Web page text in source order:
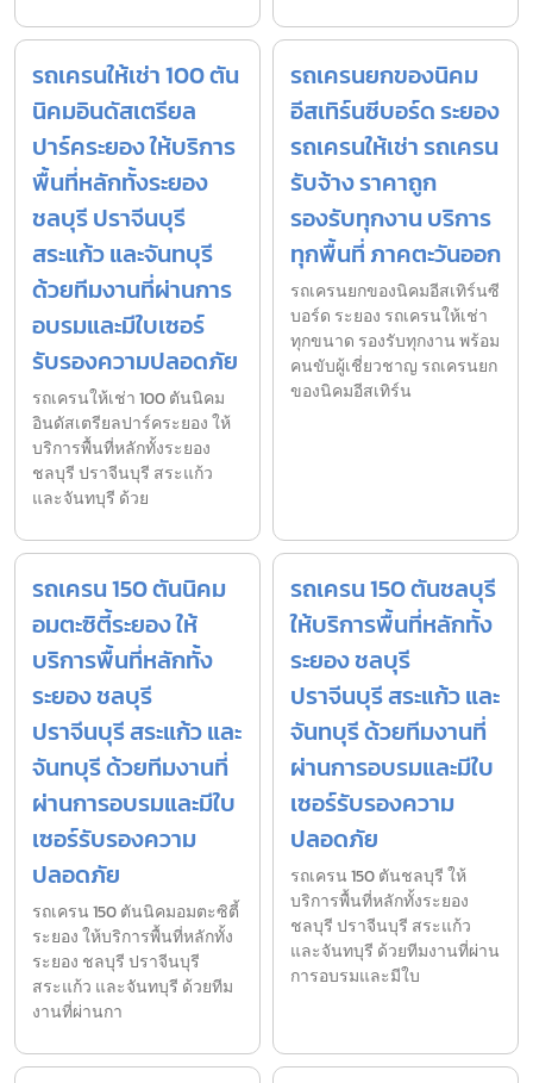
รถเครนให้เช่า 100 ตัน
นิคมอินดัสเตรียล
ปาร์คระยอง ให้บริการ
พื้นที่หลักทั้งระยอง
ชลบุรี ปราจีนบุรี
สระแก้ว และจันทบุรี
ด้วยทีมงานที่ผ่านการ
อบรมและมีใบเซอร์
รับรองความปลอดภัย
รถเครนให้เช่า 100 ตันนิคม
อินดัสเตรียลปาร์คระยอง ให้
บริการพื้นที่หลักทั้งระยอง
ชลบุรี ปราจีนบุรี สระแก้ว
และจันทบุรี ด้วย
รถเครนยกของนิคม
อีสเทิร์นซีบอร์ด ระยอง
รถเครนให้เช่า รถเครน
รับจ้าง ราคาถูก
รองรับทุกงาน บริการ
ทุกพื้นที่ ภาคตะวันออก
รถเครนยกของนิคมอีสเทิร์นซี
บอร์ด ระยอง รถเครนให้เช่า
ทุกขนาด รองรับทุกงาน พร้อม
คนขับผู้เชี่ยวชาญ รถเครนยก
ของนิคมอีสเทิร์น
รถเครน 150 ตันนิคม
อมตะซิตี้ระยอง ให้
บริการพื้นที่หลักทั้ง
ระยอง ชลบุรี
ปราจีนบุรี สระแก้ว และ
จันทบุรี ด้วยทีมงานที่
ผ่านการอบรมและมีใบ
เซอร์รับรองความ
ปลอดภัย
รถเครน 150 ตันนิคมอมตะซิตี้
ระยอง ให้บริการพื้นที่หลักทั้ง
ระยอง ชลบุรี ปราจีนบุรี
สระแก้ว และจันทบุรี ด้วยทีม
งานที่ผ่านกา
รถเครน 150 ตันชลบุรี
ให้บริการพื้นที่หลักทั้ง
ระยอง ชลบุรี
ปราจีนบุรี สระแก้ว และ
จันทบุรี ด้วยทีมงานที่
ผ่านการอบรมและมีใบ
เซอร์รับรองความ
ปลอดภัย
รถเครน 150 ตันชลบุรี ให้
บริการพื้นที่หลักทั้งระยอง
ชลบุรี ปราจีนบุรี สระแก้ว
และจันทบุรี ด้วยทีมงานที่ผ่าน
การอบรมและมีใบ